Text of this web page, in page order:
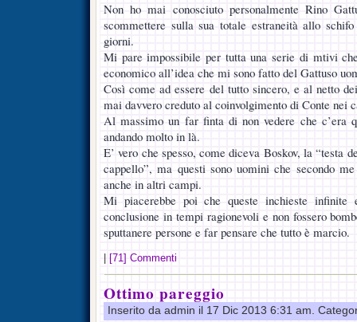
Non ho mai conosciuto personalmente Rino
scommettere sulla sua totale estraneità allo
giorni.
Mi pare impossibile per tutta una serie di mtivi
economico all’idea che mi sono fatto del Gattuso
Così come ad essere del tutto sincero, e al netto
mai davvero creduto al coinvolgimento di Conte nei
Al massimo un far finta di non vedere che c’era
andando molto in là.
E’ vero che spesso, come diceva Boskov, la “testa
cappello”, ma questi sono uomini che secondo
anche in altri campi.
Mi piacerebbe poi che queste inchieste infinite
conclusione in tempi ragionevoli e non fossero
sputtanere persone e far pensare che tutto è marcio.
[71] Commenti
Ottimo pareggio
Inserito da admin il 17 Dic 2013 6:31 am.